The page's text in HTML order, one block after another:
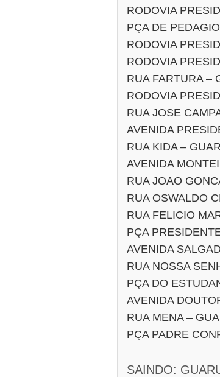
RODOVIA
PÇA DE
RODOVIA
RODOVIA
RUA FARTURA –
RODOVIA
RUA JOSE
AVENIDA
RUA KIDA –
AVENIDA
RUA JOAO
RUA OSWALDO
RUA FELICIO
PÇA
AVENIDA
RUA NOSSA
PÇA DO
AVENIDA
RUA MENA –
PÇA PADRE
SAINDO: